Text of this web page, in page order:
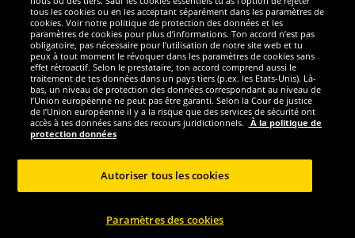
Réseaux sociaux
Tous droits réservés
tous les cookies ou en les acceptant séparément dans les paramètres de
cookies. Voir notre politique de protection des données et les
paramètres de cookies pour plus d’informations. Ton accord n’est pas
obligatoire, pas nécessaire pour l’utilisation de notre site web et tu
peux à tout moment le révoquer dans les paramètres de cookies sans
effet rétroactif. Selon le prestataire, ton accord comprend aussi le
traitement de tes données dans un pays tiers (p.ex. les Etats-Unis). Là-
bas, un niveau de protection des données correspondant au niveau de
l’Union européenne ne peut pas être garanti. Selon la Cour de justice
de l’Union européenne il y a la risque que des services de sécurité ont
accès à tes données sans des recours juridictionnels. À la politique de
protection données
Paramètres des cookies
Autoriser tous les cookies